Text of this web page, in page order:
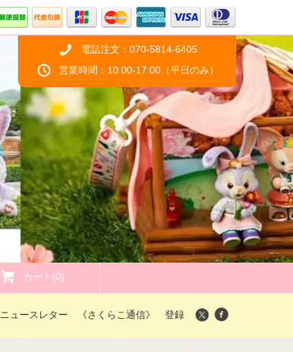
電話注文：070-5814-6405
営業時間：10:00-17:00（平日のみ）
カート(0)
ニュースレター 《さくらこ通信》 登録